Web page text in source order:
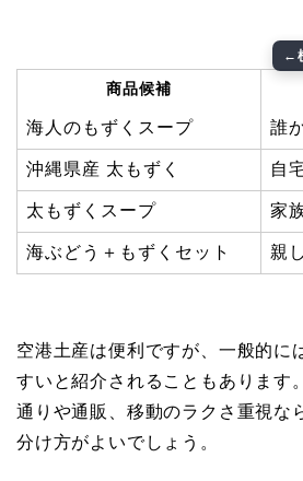
商品候補
海人のもずくスープ 誰
沖縄県産 太もずく 自
太もずくスープ 家
海ぶどう＋もずくセット 親
空港土産は便利ですが、一般的に
すいと紹介されることもあります
通りや通販、移動のラクさ重視な
分け方がよいでしょう。